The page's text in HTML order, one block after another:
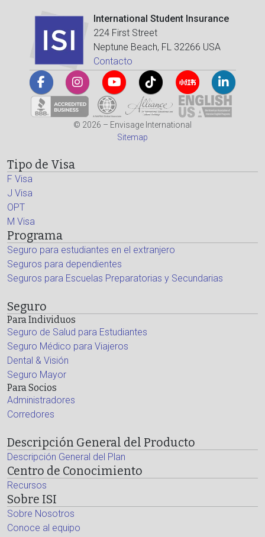
International Student Insurance
224 First Street
Neptune Beach, FL 32266 USA
Contacto
© 2026 – Envisage International
Sitemap
Tipo de Visa
F Visa
J Visa
OPT
M Visa
Programa
Seguro para estudiantes en el extranjero
Seguros para dependientes
Seguros para Escuelas Preparatorias y Secundarias
Seguro
Para Individuos
Seguro de Salud para Estudiantes
Seguro Médico para Viajeros
Dental & Visión
Seguro Mayor
Para Socios
Administradores
Corredores
Descripción General del Producto
Descripción General del Plan
Centro de Conocimiento
Recursos
Sobre ISI
Sobre Nosotros
Conoce al equipo